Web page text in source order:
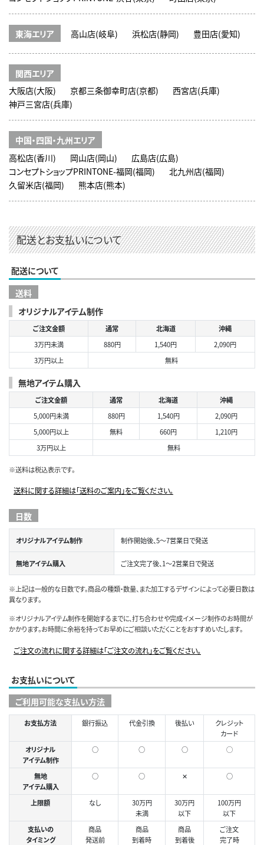
東海エリア 高山店(岐阜) 浜松店(静岡) 豊田店(愛知)
関西エリア
大阪店(大阪)
京都三条御幸町店(京都)
西宮店(兵庫)
神戸三宮店(兵庫)
中国・四国・九州エリア
高松店(香川)
岡山店(岡山)
広島店(広島)
コンセプトショップPRINTONE-福岡(福岡)
北九州店(福岡)
久留米店(福岡)
熊本店(熊本)
配送とお支払いについて
配送について
送料
オリジナルアイテム制作
ご注文金額 通常 北海道
沖縄
3万円未満
880円 1,540円
2,090円
3万円以上
無料
無地アイテム購入
ご注文金額 通常 北海道
沖縄
5,000円未満
880円 1,540円
2,090円
5,000円以上
無料 660円
1,210円
3万円以上
無料
※送料は税込表示です。
送料に関する詳細は「送料のご案内」をご覧ください。
日数
オリジナルアイテム制作 制作開始後、5～7営業日で発送
無地アイテム購入 ご注文完了後、1～2営業日で発送
※上記は一般的な日数です。商品の種類・数量、また加工するデザインによって必要日数は
異なります。
※オリジナルアイテム制作を開始するまでに、打ち合わせや完成イメージ制作のお時間が
かかります。お時間に余裕を持ってお早めにご相談いただくことをおすすめいたします。
ご注文の流れに関する詳細は「ご注文の流れ」をご覧ください。
お支払いについて
ご利用可能な支払い方法
お支払方法 銀行振込 代金引換 後払い
クレジット
カード
オリジナル
アイテム制作
○ ○ ○ ◯
無地
アイテム購入
○ ○ ✕ ○
上限額 なし
30万円
未満
30万円
以下
100万円
以下
支払いの
タイミング
商品
発送前
商品
到着時
商品
到着後
ご注文
完了時